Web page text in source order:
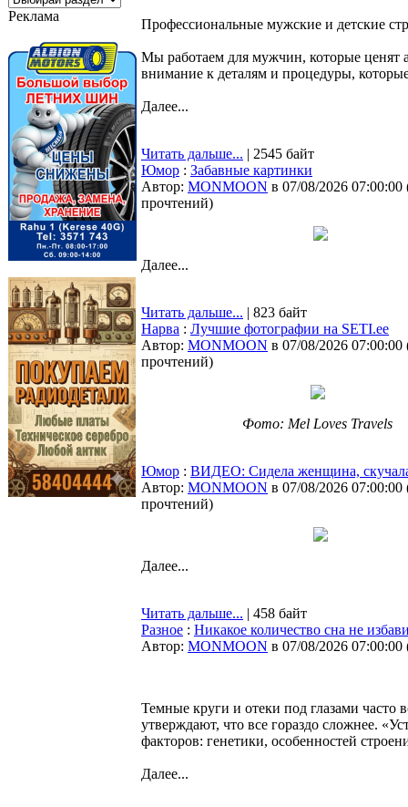
Реклама
Профессиональные мужские и детские
Мы работаем для мужчин, которые ценят
внимание к деталям и процедуры,
Далее...
Читать дальше... | 2545 байт
Юмор : Забавные картинки
Автор: MONMOON в 07/08/2026 07:00:00
прочтений)
Далее...
Читать дальше... | 823 байт
Нарва : Лучшие фотографии на SETI.ee
Автор: MONMOON в 07/08/2026 07:00:00
прочтений)
Фото: Mel Loves Travels
Юмор : ВИДЕО: Сидела женщина,
Автор: MONMOON в 07/08/2026 07:00:00
прочтений)
Далее...
Читать дальше... | 458 байт
Разное : Никакое количество сна не
Автор: MONMOON в 07/08/2026 07:00:00
Темные круги и отеки под глазами часто
утверждают, что все гораздо сложнее.
факторов: генетики, особенностей
Далее...